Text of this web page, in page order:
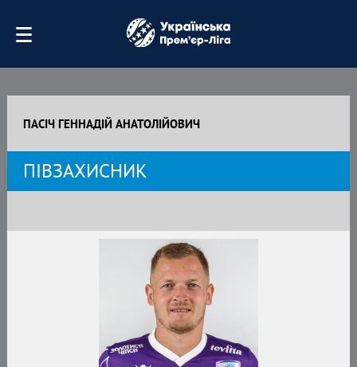
ПАСІЧ ГЕННАДІЙ АНАТОЛІЙОВИЧ
ПІВЗАХИСНИК